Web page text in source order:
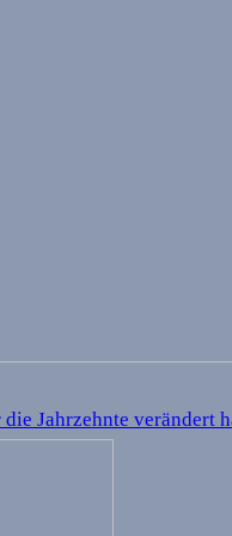
Jahrzehnte verändert